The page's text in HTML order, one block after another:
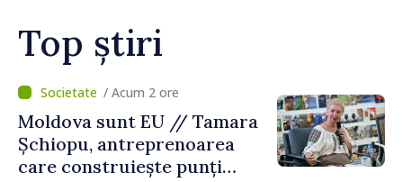
Top știri
O dronă a intrat în Bulgaria
dinspre România și a
explodat la 100 de metri de